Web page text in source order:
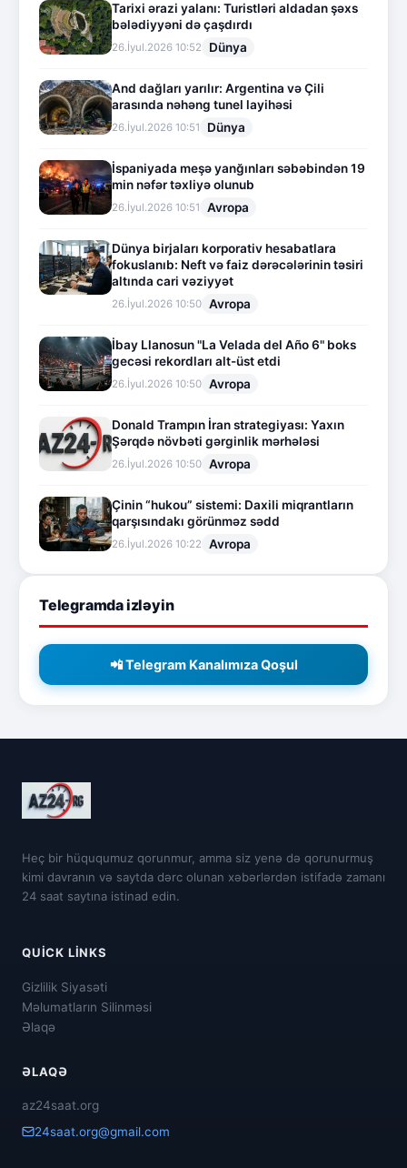
Tarixi ərazi yalanı: Turistləri aldadan şəxs
bələdiyyəni də çaşdırdı
26.İyul.2026 10:52 Dünya
And dağları yarılır: Argentina və Çili
arasında nəhəng tunel layihəsi
26.İyul.2026 10:51 Dünya
İspaniyada meşə yanğınları səbəbindən 19
min nəfər təxliyə olunub
26.İyul.2026 10:51 Avropa
Dünya birjaları korporativ hesabatlara
fokuslanıb: Neft və faiz dərəcələrinin təsiri
altında cari vəziyyət
26.İyul.2026 10:50 Avropa
İbay Llanosun "La Velada del Año 6" boks
gecəsi rekordları alt-üst etdi
26.İyul.2026 10:50 Avropa
Donald Trampın İran strategiyası: Yaxın
Şərqdə növbəti gərginlik mərhələsi
26.İyul.2026 10:50 Avropa
Çinin “hukou” sistemi: Daxili miqrantların
qarşısındakı görünməz sədd
26.İyul.2026 10:22 Avropa
Telegramda izləyin
📲 Telegram Kanalımıza Qoşul
Heç bir hüququmuz qorunmur, amma siz yenə də qorunurmuş
kimi davranın və saytda dərc olunan xəbərlərdən istifadə zamanı
24 saat saytına istinad edin.
QUICK LINKS
Gizlilik Siyasəti
Məlumatların Silinməsi
Əlaqə
ƏLAQƏ
az24saat.org
24saat.org@gmail.com